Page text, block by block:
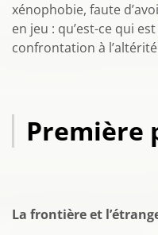
xénophobie, faute
en jeu : qu’est-ce qui
confrontation à l’altérité
Première
La frontière et